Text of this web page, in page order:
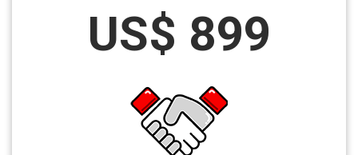
US$ 899